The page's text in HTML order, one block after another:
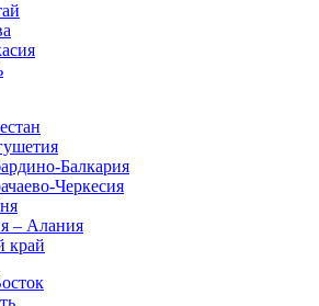
Балкария
Черкесия
– Алания
край